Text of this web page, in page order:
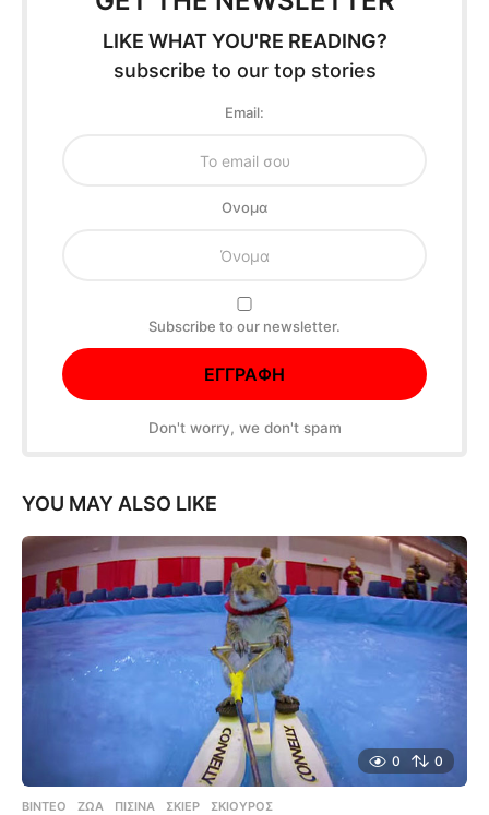
LIKE WHAT YOU'RE READING?
subscribe to our top stories
Email:
Oνομα
Subscribe to our newsletter.
Don't worry, we don't spam
YOU MAY ALSO LIKE
0 0
ΒΊΝΤΕΟ ΖΏΑ ,ΠΙΣΊΝΑ ,ΣΚΙΈΡ ,ΣΚΊΟΥΡΟΣ